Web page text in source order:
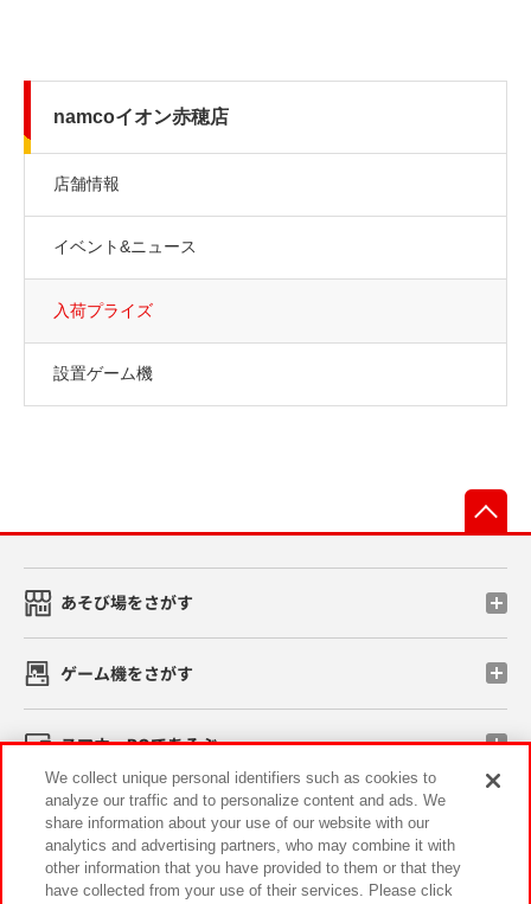
namcoイオン赤穂店
店舗情報
イベント&ニュース
入荷プライズ
設置ゲーム機
あそび場をさがす
ゲーム機をさがす
スマホ・PCであそぶ
イベント・キャンペーン
We collect unique personal identifiers such as cookies to
analyze our traffic and to personalize content and ads. We
share information about your use of our website with our
analytics and advertising partners, who may combine it with
other information that you have provided to them or that they
have collected from your use of their services. Please click